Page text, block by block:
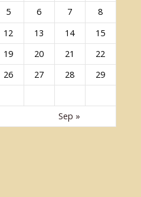
Sep »
5 6 7
8
12 13 14
15
19 20 21
22
26 27 28
29